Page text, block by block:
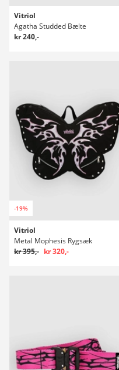
Vitriol
Agatha Studded Bælte
kr 240,-
-19%
Vitriol
Metal Mophesis Rygsæk
kr 395,- kr 320,-